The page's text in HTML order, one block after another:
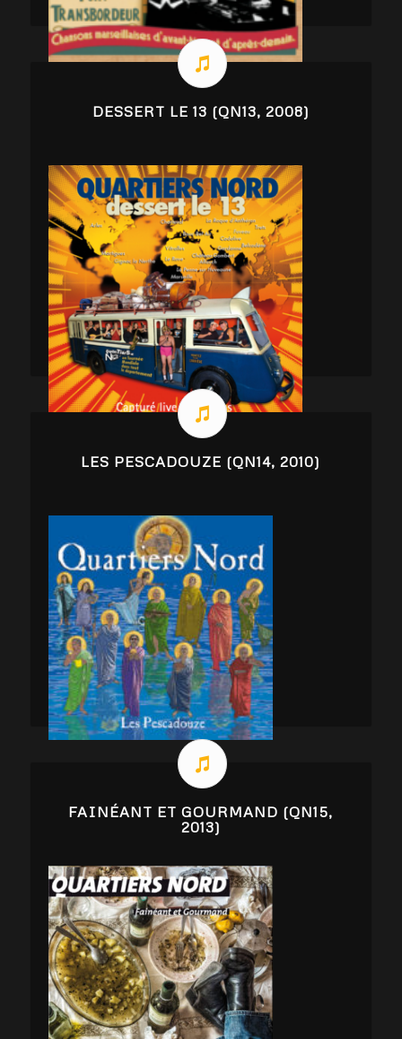
DESSERT LE 13 (QN13, 2008)
LES PESCADOUZE (QN14, 2010)
FAINÉANT ET GOURMAND (QN15,
2013)